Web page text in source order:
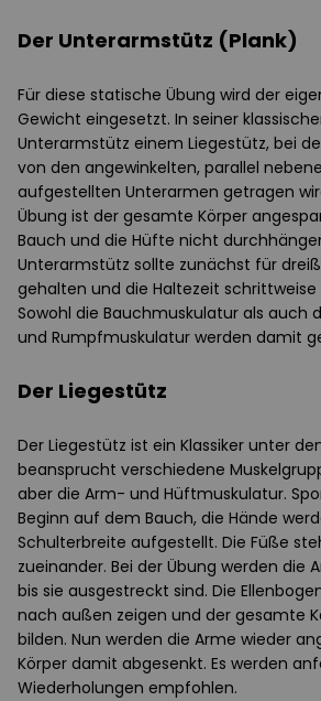
Der Unterarmstütz (Plank)
Für diese statische Übung wird der
Gewicht eingesetzt. In seiner
Unterarmstütz einem Liegestütz, bei
von den angewinkelten, parallel
aufgestellten Unterarmen getragen
Übung ist der gesamte Körper
Bauch und die Hüfte nicht
Unterarmstütz sollte zunächst für
gehalten und die Haltezeit
Sowohl die Bauchmuskulatur als auch
und Rumpfmuskulatur werden damit
Der Liegestütz
Der Liegestütz ist ein Klassiker unter
beansprucht verschiedene
aber die Arm- und Hüftmuskulatur.
Beginn auf dem Bauch, die Hände
Schulterbreite aufgestellt. Die Füße
zueinander. Bei der Übung werden die
bis sie ausgestreckt sind. Die
nach außen zeigen und der gesamte
bilden. Nun werden die Arme wieder
Körper damit abgesenkt. Es werden
Wiederholungen empfohlen.